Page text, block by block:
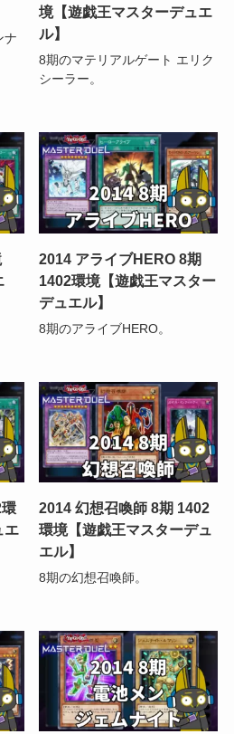
ナ
境【遊戯王マスターデュエ
ル】
8期のマテリアルゲート エリク
シーラー。
2014 アライブHERO 8期
1402環境【遊戯王マスター
デュエル】
8期のアライブHERO。
エ
2014 幻想召喚師 8期 1402
環境【遊戯王マスターデュ
エル】
8期の幻想召喚師。